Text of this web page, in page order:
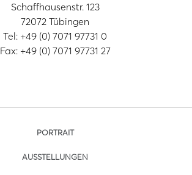
Schaffhausenstr. 123
72072 Tübingen
Tel: +49 (0) 7071 97731 0
Fax: +49 (0) 7071 97731 27
PORTRAIT
AUSSTELLUNGEN